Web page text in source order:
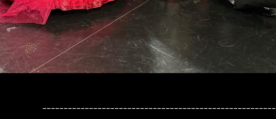
-------------------------------------------------------